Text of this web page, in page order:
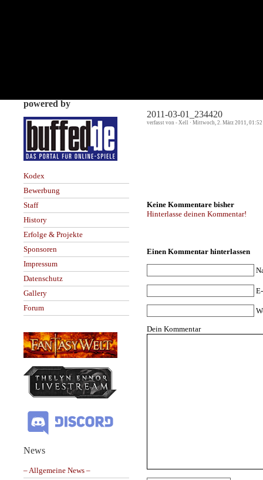
powered by
Kodex
Bewerbung
Staff
History
Erfolge & Projekte
Sponsoren
Impressum
Datenschutz
Gallery
Forum
News
– Allgemeine News –
2011-03-01_234420
verfasst von - Xell · Mittwoch, 2. März 2011,
Keine Kommentare bisher
Hinterlasse deinen Kommentar!
Einen Kommentar hinterlassen
Dein Kommentar